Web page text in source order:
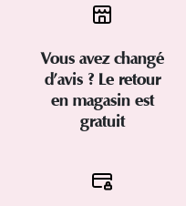
Vous avez changé
d’avis ? Le retour
en magasin est
gratuit